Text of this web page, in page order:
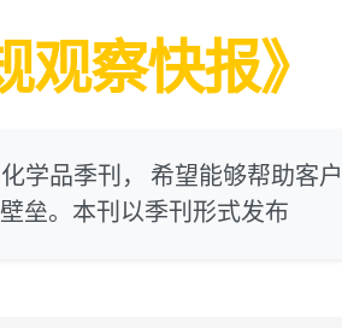
观察快报》
学品季刊， 希望能够帮助客
垒。本刊以季刊形式发布